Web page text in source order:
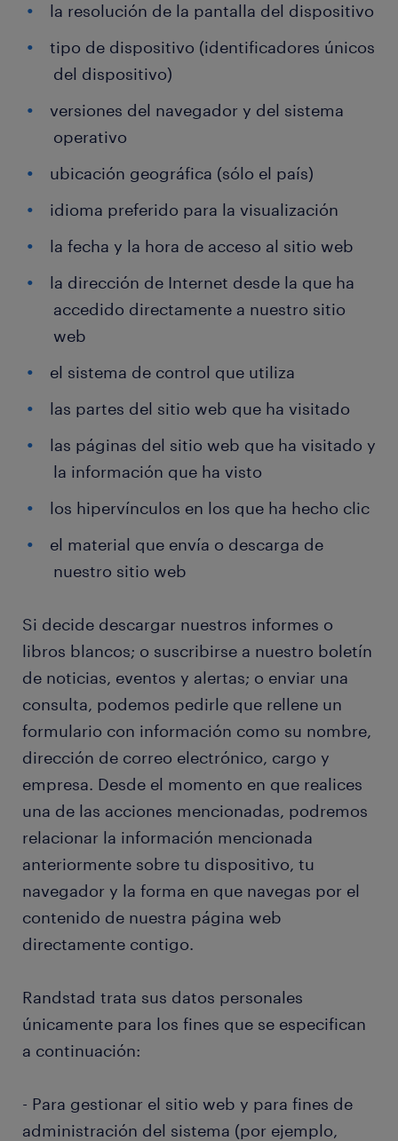
la resolución de la pantalla del dispositivo
tipo de dispositivo (identificadores únicos
del dispositivo)
versiones del navegador y del sistema
operativo
ubicación geográfica (sólo el país)
idioma preferido para la visualización
la fecha y la hora de acceso al sitio web
la dirección de Internet desde la que ha
accedido directamente a nuestro sitio
web
el sistema de control que utiliza
las partes del sitio web que ha visitado
las páginas del sitio web que ha visitado y
la información que ha visto
los hipervínculos en los que ha hecho clic
el material que envía o descarga de
nuestro sitio web
Si decide descargar nuestros informes o
libros blancos; o suscribirse a nuestro boletín
de noticias, eventos y alertas; o enviar una
consulta, podemos pedirle que rellene un
formulario con información como su nombre,
dirección de correo electrónico, cargo y
empresa. Desde el momento en que realices
una de las acciones mencionadas, podremos
relacionar la información mencionada
anteriormente sobre tu dispositivo, tu
navegador y la forma en que navegas por el
contenido de nuestra página web
directamente contigo.
Randstad trata sus datos personales
únicamente para los fines que se especifican
a continuación:
- Para gestionar el sitio web y para fines de
administración del sistema (por ejemplo,